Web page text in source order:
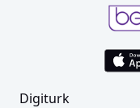
Digiturk